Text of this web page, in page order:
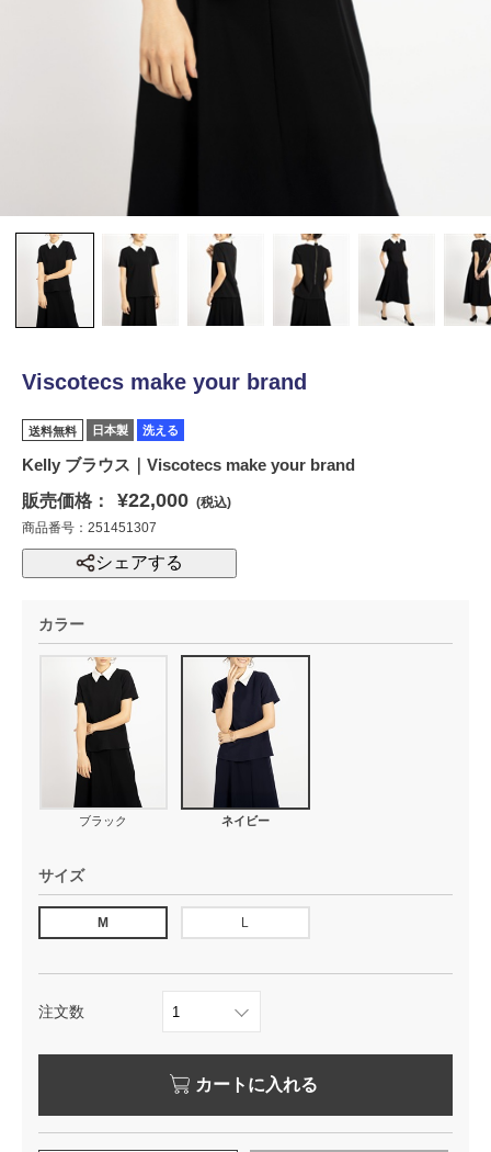
Viscotecs make your brand
送料無料 日本製 洗える
Kelly ブラウス｜Viscotecs make your brand
販売価格：
¥22,000 (税込)
商品番号：251451307
シェアする
カラー
ブラック ネイビー
サイズ
M L
注文数
カートに入れる